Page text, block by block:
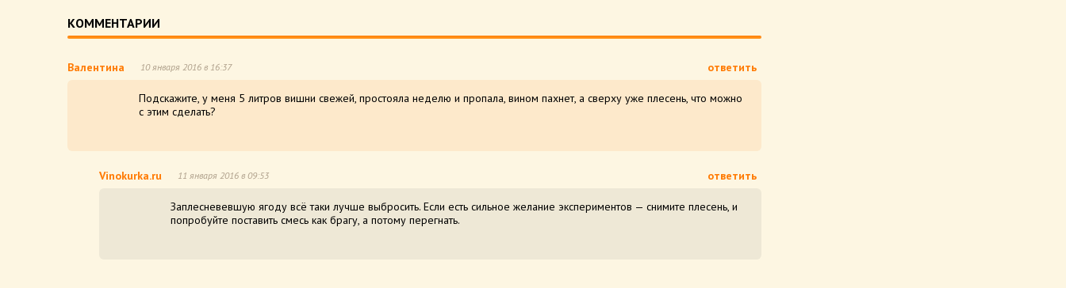
КОММЕНТАРИИ
Валентина 10 января 2016 в 16:37 ответить
Подскажите, у меня 5 литров вишни свежей, простояла неделю и пропала, вином пахнет, а сверху уже плесень, что можно
с этим сделать?
Vinokurka.ru 11 января 2016 в 09:53 ответить
Заплесневевшую ягоду всё таки лучше выбросить. Если есть сильное желание экспериментов — снимите плесень, и
попробуйте поставить смесь как брагу, а потому перегнать.